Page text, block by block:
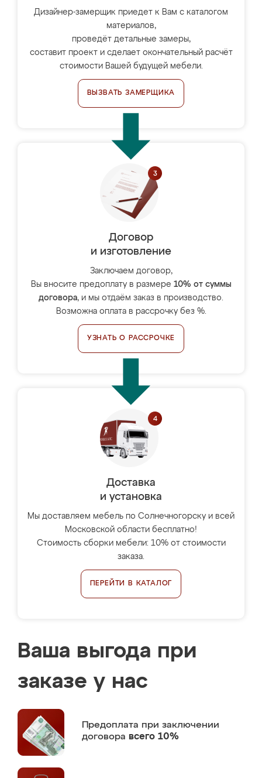
Дизайнер-замерщик приедет к Вам с каталогом
материалов,
проведёт детальные замеры,
составит проект и сделает окончательный расчёт
стоимости Вашей будущей мебели.
ВЫЗВАТЬ ЗАМЕРЩИКА
Договор
и изготовление
Заключаем договор,
Вы вносите предоплату в размере 10% от суммы
договора, и мы отдаём заказ в производство.
Возможна оплата в рассрочку без %.
УЗНАТЬ О РАССРОЧКЕ
Доставка
и установка
Мы доставляем мебель по Солнечногорску и всей
Московской области бесплатно!
Стоимость сборки мебели: 10% от стоимости
заказа.
ПЕРЕЙТИ В КАТАЛОГ
Ваша выгода при
заказе у нас
Предоплата при заключении
договора всего 10%